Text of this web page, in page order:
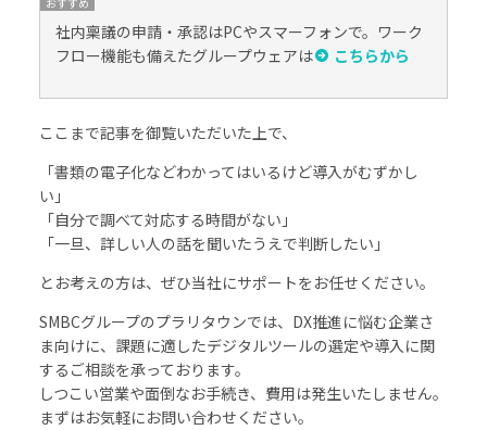
社内稟議の申請・承認はPCやスマーフォンで。ワーク
フロー機能も備えたグループウェアは
こちらから
ここまで記事を御覧いただいた上で、
「書類の電子化などわかってはいるけど導入がむずかし
い」
「自分で調べて対応する時間がない」
「一旦、詳しい人の話を聞いたうえで判断したい」
とお考えの方は、ぜひ当社にサポートをお任せください。
SMBCグループのプラリタウンでは、DX推進に悩む企業さ
ま向けに、課題に適したデジタルツールの選定や導入に関
するご相談を承っております。
しつこい営業や面倒なお手続き、費用は発生いたしません。
まずはお気軽にお問い合わせください。